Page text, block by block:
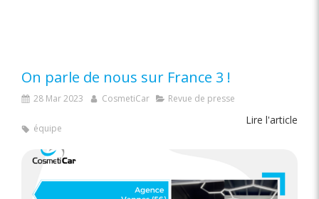
On parle de nous sur France 3 !
28 Mar 2023 CosmetiCar Revue de presse
Lire l'article
équipe